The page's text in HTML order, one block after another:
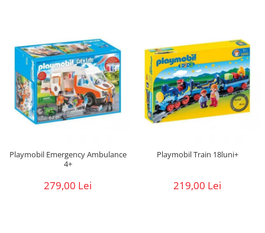
Playmobil Emergency Ambulance
4+
279,00 Lei
Playmobil Train 18luni+
219,00 Lei